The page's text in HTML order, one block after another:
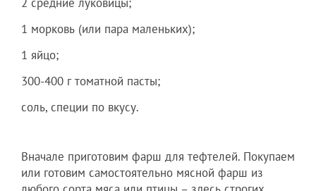
1 морковь (или пара маленьких);
1 яйцо;
300-400 г томатной пасты;
соль, специи по вкусу.
Вначале приготовим фарш для тефтелей. Покупаем
или готовим самостоятельно мясной фарш из